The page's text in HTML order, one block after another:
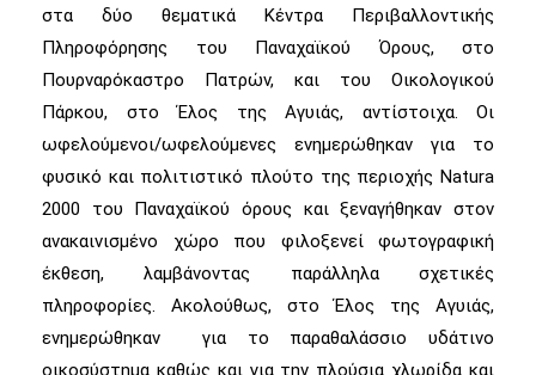
στα δύο θεματικά Κέντρα Περιβαλλοντικής
Πληροφόρησης του Παναχαϊκού Όρους, στο
Πουρναρόκαστρο Πατρών, και του Οικολογικού
Πάρκου, στο Έλος της Αγυιάς, αντίστοιχα. Οι
ωφελούμενοι/ωφελούμενες ενημερώθηκαν για το
φυσικό και πολιτιστικό πλούτο της περιοχής Natura
2000 του Παναχαϊκού όρους και ξεναγήθηκαν στον
ανακαινισμένο χώρο που φιλοξενεί φωτογραφική
έκθεση, λαμβάνοντας παράλληλα σχετικές
πληροφορίες. Ακολούθως, στο Έλος της Αγυιάς,
ενημερώθηκαν για το παραθαλάσσιο υδάτινο
οικοσύστημα καθώς και για την πλούσια χλωρίδα και